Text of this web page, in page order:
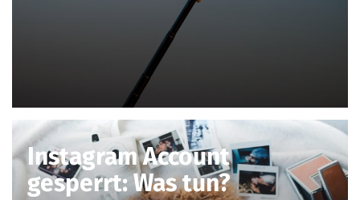
Instagram Account
gesperrt: Was tun?